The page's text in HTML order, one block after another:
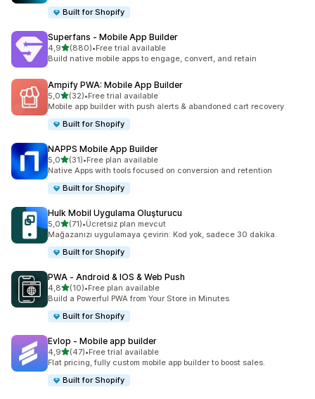
Built for Shopify
Superfans ‑ Mobile App Builder
4,95 yıldız üzerinden
(880)
toplam 880 değerlendirme
•Free trial available
Build native mobile apps to engage, convert, and retain
Ampify PWA: Mobile App Builder
5,05 yıldız üzerinden
(32)
toplam 32 değerlendirme
•Free trial available
Mobile app builder with push alerts & abandoned cart recovery
Built for Shopify
NAPPS Mobile App Builder
5,05 yıldız üzerinden
(31)
toplam 31 değerlendirme
•Free plan available
Native Apps with tools focused on conversion and retention
Built for Shopify
Hulk Mobil Uygulama Oluşturucu
5,05 yıldız üzerinden
(71)
toplam 71 değerlendirme
•Ücretsiz plan mevcut
Mağazanızı uygulamaya çevirin: Kod yok, sadece 30 dakika.
Built for Shopify
PWA ‑ Android & IOS & Web Push
4,85 yıldız üzerinden
(10)
toplam 10 değerlendirme
•Free plan available
Build a Powerful PWA from Your Store in Minutes
Built for Shopify
Evlop ‑ Mobile app builder
4,95 yıldız üzerinden
(47)
toplam 47 değerlendirme
•Free trial available
Flat pricing, fully custom mobile app builder to boost sales.
Built for Shopify